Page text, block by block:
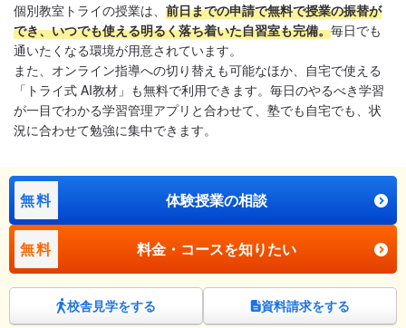
個別教室トライの授業は、 前日までの申請で無料で授業の振替が
でき、いつでも使える明るく落ち着いた自習室も完備。毎日でも
通いたくなる環境が用意されています。
また、オンライン指導への切り替えも可能なほか、自宅で使える
「トライ式 AI教材」も無料で利用できます。毎日のやるべき学習
が一目でわかる学習管理アプリと合わせて、塾でも自宅でも、状
況に合わせて勉強に集中できます。
無料 体験授業の相談
無料 料金・コースを知りたい
校舎見学をする 資料請求をする